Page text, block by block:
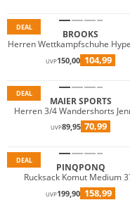
DEAL
BROOKS
Herren Wettkampfschuhe
UVP150,00 104,99
DEAL
MAIER SPORTS
Herren 3/4 Wandershorts
UVP89,95 70,99
DEAL
Wasserfest
PINQPONQ
Rucksack Komut Medium
UVP199,90 158,99